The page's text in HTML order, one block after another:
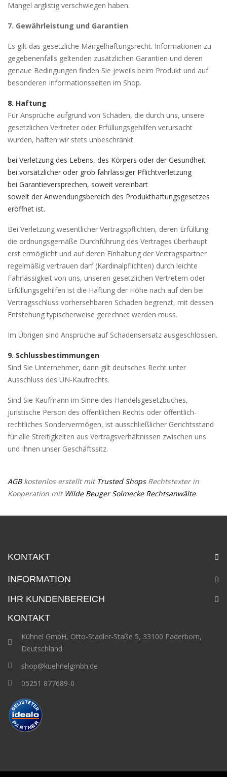
Mangel arglistig verschwiegen haben.
7. Gewährleistung und Garantien
Es gilt das gesetzliche Mängelhaftungsrecht. Informationen zu
gegebenenfalls geltenden zusätzlichen Garantien und deren
genaue Bedingungen finden Sie jeweils beim Produkt und auf
besonderen Informationsseiten im Shop.
8. Haftung
Für Ansprüche aufgrund von Schäden, die durch uns, unsere
gesetzlichen Vertreter oder Erfüllungsgehilfen verursacht
wurden, haften wir stets unbeschränkt
bei Verletzung des Lebens, des Körpers oder der Gesundheit
bei vorsätzlicher oder grob fahrlässiger Pflichtverletzung
bei Garantieversprechen, soweit vereinbart
soweit der Anwendungsbereich des Produkthaftungsgesetzes
eröffnet ist.
Bei Verletzung wesentlicher Vertragspflichten, deren Erfüllung
die ordnungsgemäße Durchführung des Vertrages überhaupt
erst ermöglicht und auf deren Einhaltung der Vertragspartner
regelmäßig vertrauen darf (Kardinalpflichten) durch leichte
Fahrlässigkeit von uns, unseren gesetzlichen Vertretern oder
Erfüllungsgehilfen ist die Haftung der Höhe nach auf den bei
Vertragsschluss vorhersehbaren Schaden begrenzt, mit dessen
Entstehung typischerweise gerechnet werden muss.
Im Übrigen sind Ansprüche auf Schadensersatz ausgeschlossen.
9. Schlussbestimmungen
Sind Sie Unternehmer, dann gilt deutsches Recht unter
Ausschluss des UN-Kaufrechts.
Sind Sie Kaufmann im Sinne des Handelsgesetzbuches,
juristische Person des öffentlichen Rechts oder öffentlich-
rechtliches Sondervermögen, ist ausschließlicher Gerichtsstand
für alle Streitigkeiten aus Vertragsverhältnissen zwischen uns
und Ihnen unser Geschäftssitz.
AGBkostenlos erstellt mit Trusted ShopsRechtstexter in
Kooperation mit Wilde Beuger Solmecke Rechtsanwälte.
KONTAKT
INFORMATION
IHR KUNDENBEREICH
KONTAKT
Kühnel GmbH, Otto-Stadler-Staße 5, 33100 Paderborn,
Deutschland
shop@kuehnelgmbh.de
05251 877689-0